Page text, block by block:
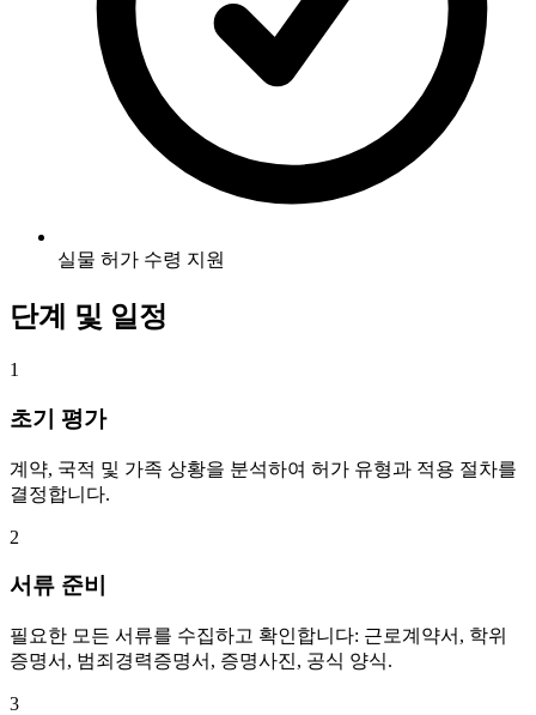
실물 허가 수령 지원
단계 및 일정
1
초기 평가
계약, 국적 및 가족 상황을 분석하여 허가 유형과 적용 절차를
결정합니다.
2
서류 준비
필요한 모든 서류를 수집하고 확인합니다: 근로계약서, 학위
증명서, 범죄경력증명서, 증명사진, 공식 양식.
3